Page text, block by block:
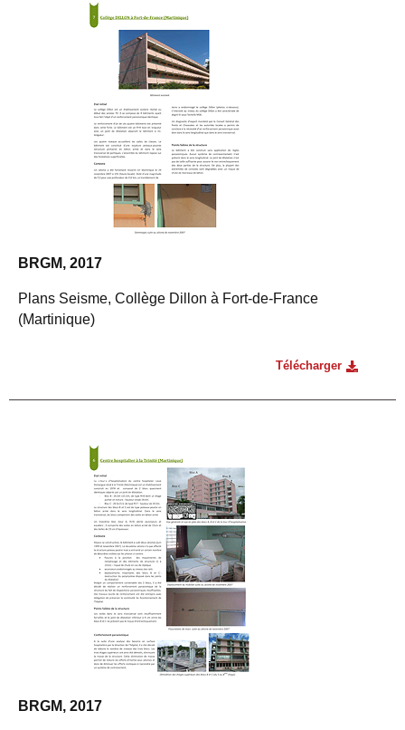
BRGM, 2017
Plans Seisme, Collège Dillon à Fort-de-France
(Martinique)
Télécharger
BRGM, 2017